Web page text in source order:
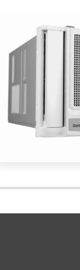
energética
em
e
como CO2
do